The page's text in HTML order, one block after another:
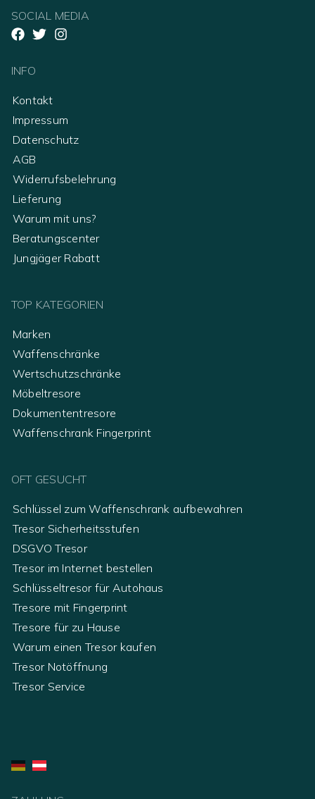
SOCIAL MEDIA
INFO
Kontakt
Impressum
Datenschutz
AGB
Widerrufsbelehrung
Lieferung
Warum mit uns?
Beratungscenter
Jungjäger Rabatt
TOP KATEGORIEN
Marken
Waffenschränke
Wertschutzschränke
Möbeltresore
Dokumententresore
Waffenschrank Fingerprint
OFT GESUCHT
Schlüssel zum Waffenschrank aufbewahren
Tresor Sicherheitsstufen
DSGVO Tresor
Tresor im Internet bestellen
Schlüsseltresor für Autohaus
Tresore mit Fingerprint
Tresore für zu Hause
Warum einen Tresor kaufen
Tresor Notöffnung
Tresor Service